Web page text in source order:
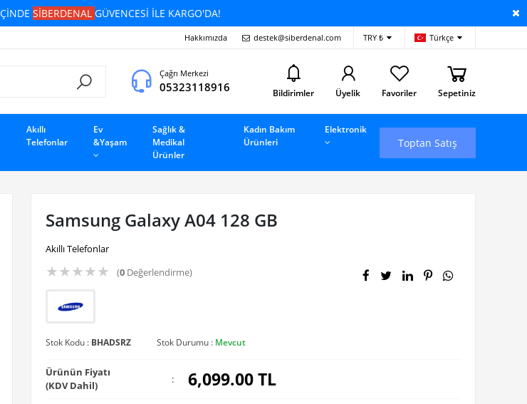
SİBERDENAL GÜVENCESİ İLE KARGO'DA!
Hakkımızda destek@siberdenal.com TRY ₺ Türkçe
Çağrı Merkezi
05323118916 Bildirimler Üyelik Favoriler Sepetiniz
Akıllı
Telefonlar
Ev
&Yaşam
Sağlık &
Medikal
Ürünler
Kadın Bakım
Ürünleri
Elektronik
Toptan Satış
Samsung Galaxy A04 128 GB
Akıllı Telefonlar
★★★★★ (0 Değerlendirme)
Stok Kodu : BHADSRZ Stok Durumu : Mevcut
Ürünün Fiyatı
(KDV Dahil)
: 6,099.00TL